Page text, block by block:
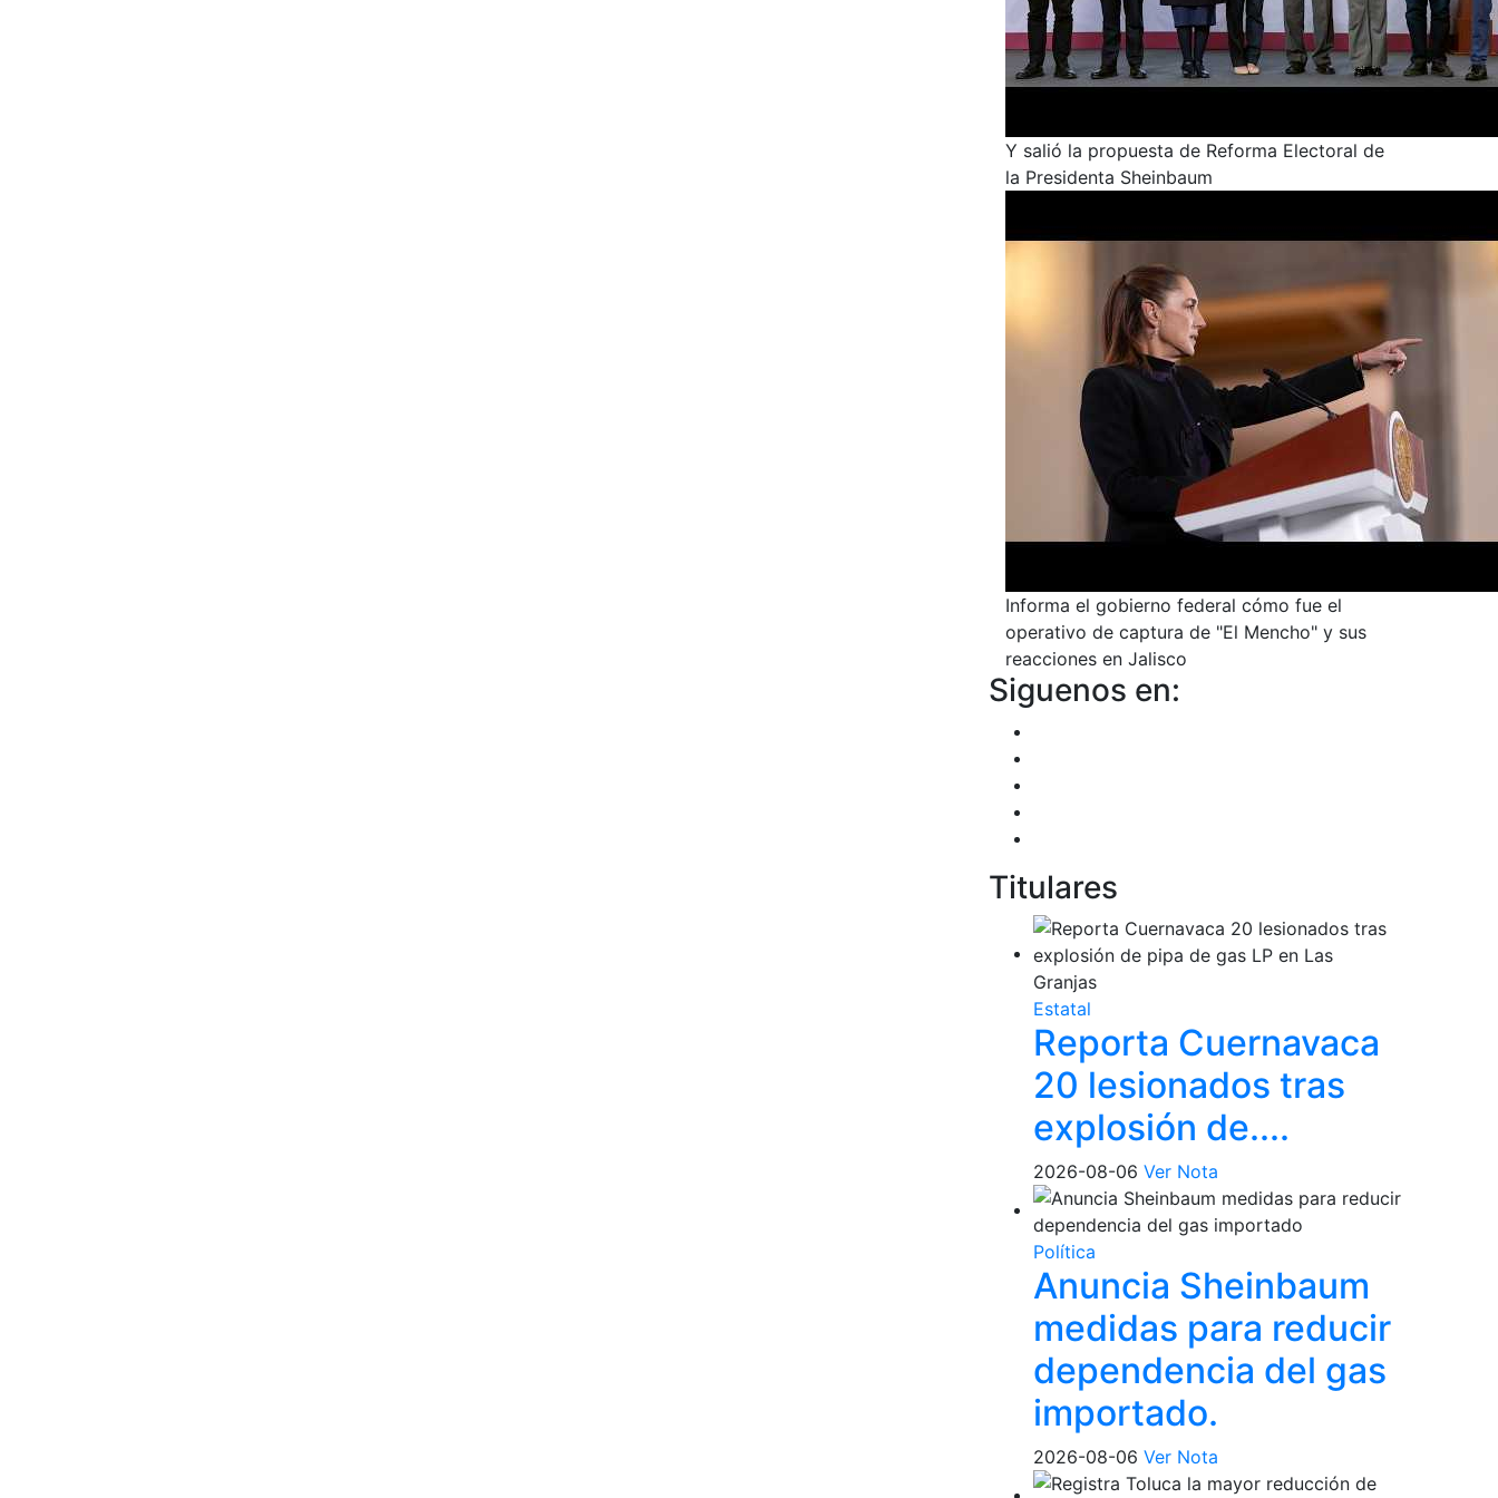
Y salió la propuesta de Reforma Electoral de
la Presidenta Sheinbaum
Informa el gobierno federal cómo fue el
operativo de captura de "El Mencho" y sus
reacciones en Jalisco
Siguenos en:
Titulares
Estatal
Reporta Cuernavaca
20 lesionados tras
explosión de....
2026-08-06 Ver Nota
Política
Anuncia Sheinbaum
medidas para reducir
dependencia del gas
importado.
2026-08-06 Ver Nota